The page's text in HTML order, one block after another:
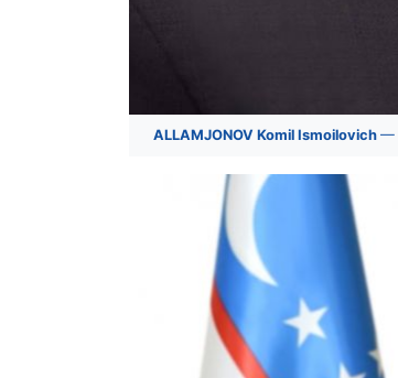
ALLAMJONOV Komil Ismoilovich —